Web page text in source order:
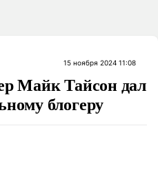
15 ноября 2024 11:08
Майк Тайсон дал
блогеру